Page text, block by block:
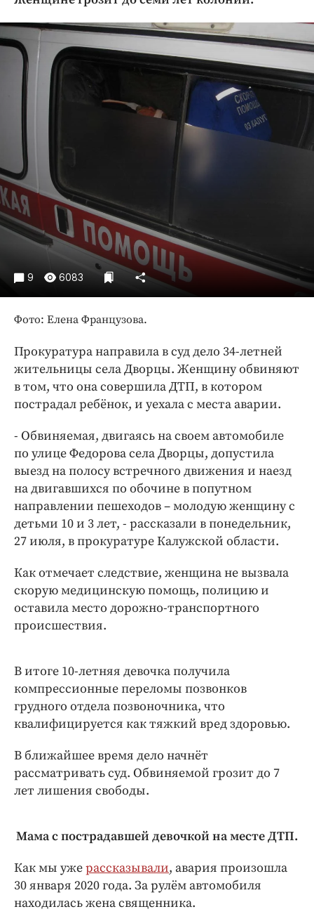
Криминал
Культура
Недвижимость и ЖКХ
Образование
Общество
Погода
Спорт
Экономика и бизнес
ПРОЕКТЫ
Блоги
Издания
Медиаперсона
Интересное чтиво
Бренд года
Работодатель года
9 6083
Фото: Елена Французова.
Прокуратура направила в суд дело 34-летней
жительницы села Дворцы. Женщину обвиняют
в том, что она совершила ДТП, в котором
пострадал ребёнок, и уехала с места аварии.
- Обвиняемая, двигаясь на своем автомобиле
по улице Федорова села Дворцы, допустила
выезд на полосу встречного движения и наезд
на двигавшихся по обочине в попутном
направлении пешеходов – молодую женщину с
детьми 10 и 3 лет, - рассказали в понедельник,
27 июля, в прокуратуре Калужской области.
Как отмечает следствие, женщина не вызвала
скорую медицинскую помощь, полицию и
оставила место дорожно-транспортного
происшествия.
В итоге 10-летняя девочка получила
компрессионные переломы позвонков
грудного отдела позвоночника, что
квалифицируется как тяжкий вред здоровью.
В ближайшее время дело начнёт
рассматривать суд. Обвиняемой грозит до 7
лет лишения свободы.
Мама с пострадавшей девочкой на месте ДТП.
Как мы ужерассказывали, авария произошла
30 января 2020 года. За рулём автомобиля
находилась жена священника.